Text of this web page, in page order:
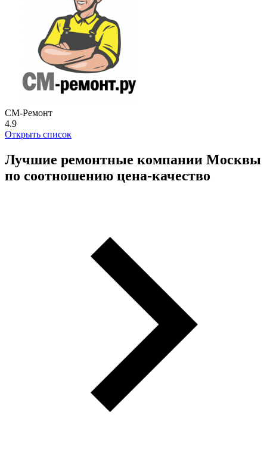
СМ-Ремонт
4.9
Открыть список
Лучшие ремонтные компании Москвы
по соотношению цена-качество